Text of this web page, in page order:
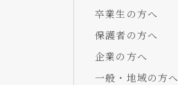
卒業生の方へ
保護者の方へ
企業の方へ
一般・地域の方へ